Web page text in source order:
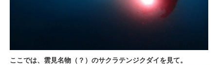
ここでは、雲見名物（？）のサクラテンジクダイを見て。